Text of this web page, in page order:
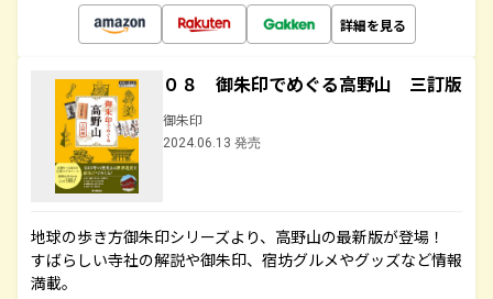
詳細を見る
０８ 御朱印でめぐる高野山 三訂版
御朱印
2024.06.13 発売
地球の歩き方御朱印シリーズより、高野山の最新版が登場！
すばらしい寺社の解説や御朱印、宿坊グルメやグッズなど情報
満載。